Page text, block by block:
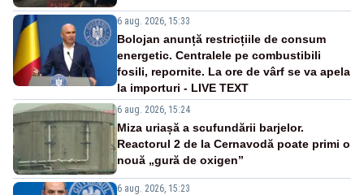
6 aug. 2026, 15:33
Bolojan anunță restricțiile de consum
energetic. Centralele pe combustibili
fosili, repornite. La ore de vârf se va apela
la importuri - LIVE TEXT
6 aug. 2026, 15:24
Miza uriașă a scufundării barjelor.
Reactorul 2 de la Cernavodă poate primi o
nouă „gură de oxigen”
6 aug. 2026, 15:23